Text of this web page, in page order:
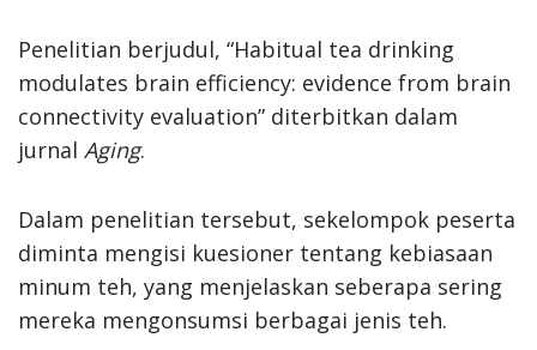
Penelitian berjudul, “Habitual tea drinking
modulates brain efficiency: evidence from brain
connectivity evaluation” diterbitkan dalam
jurnal Aging.
Dalam penelitian tersebut, sekelompok peserta
diminta mengisi kuesioner tentang kebiasaan
minum teh, yang menjelaskan seberapa sering
mereka mengonsumsi berbagai jenis teh.